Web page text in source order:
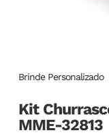
Brinde Personalizado
Kit
MME-32813